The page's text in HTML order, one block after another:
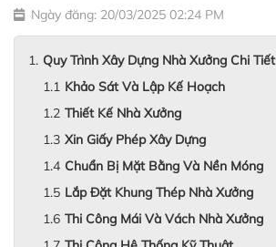
Ngày đăng: 20/03/2025 02:24 PM
Quy Trình Xây Dựng Nhà Xưởng Chi Tiết
Khảo Sát Và Lập Kế Hoạch
Thiết Kế Nhà Xưởng
Xin Giấy Phép Xây Dựng
Chuẩn Bị Mặt Bằng Và Nền Móng
Lắp Đặt Khung Thép Nhà Xưởng
Thi Công Mái Và Vách Nhà Xưởng